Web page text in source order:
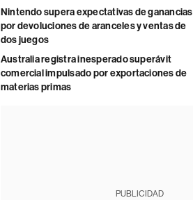
Nintendo supera expectativas de ganancias
por devoluciones de aranceles y ventas de
dos juegos
Australia registra inesperado superávit
comercial impulsado por exportaciones de
materias primas
PUBLICIDAD